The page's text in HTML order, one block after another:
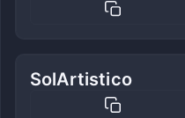
SolArtistico